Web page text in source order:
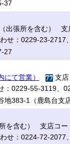
37
出張所を含む） 支
せ：0229-23-2717
27
て営業）
支店
：0229-55-3119、
383-1（鹿島台支店
を含む） 支店コー
せ：0224-72-2077